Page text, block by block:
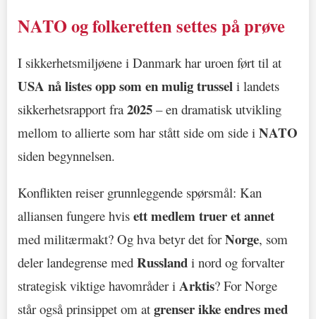
NATO og folkeretten settes på prøve
I sikkerhetsmiljøene i Danmark har uroen ført til at
USA nå listes opp som en mulig trussel i landets
sikkerhetsrapport fra2025 – en dramatisk utvikling
mellom to allierte som har stått side om side i NATO
siden begynnelsen.
Konflikten reiser grunnleggende spørsmål: Kan
alliansen fungere hvis ett medlem truer et annet
med militærmakt? Og hva betyr det forNorge, som
deler landegrense med Russland i nord og forvalter
strategisk viktige havområder i Arktis? For Norge
står også prinsippet om at grenser ikke endres med